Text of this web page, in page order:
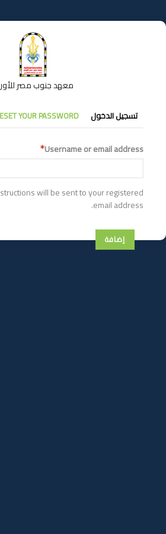
إلى
المحتوى
معهد جنوب مصر
التبويبات
الأساسية
تسجيل الدخول YOUR PASSWORD
Username or email address
will be sent to your registered
email address.